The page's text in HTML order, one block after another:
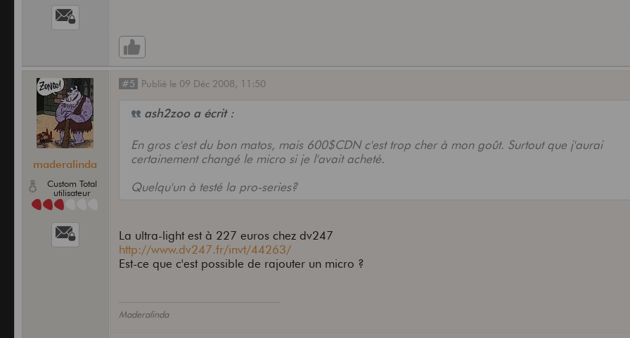
maderalinda
Custom Total
utilisateur
#5 Publié le 09 Déc 2008, 11:50
ash2zoo a écrit :
En gros c'est du bon matos, mais 600$CDN c'est trop cher à mon goût. Surtout que j'aurai
certainement changé le micro si je l'avait acheté.
Quelqu'un à testé la pro-series?
La ultra-light est à 227 euros chez dv247
http://www.dv247.fr/invt/44263/
Est-ce que c'est possible de rajouter un micro ?
Maderalinda